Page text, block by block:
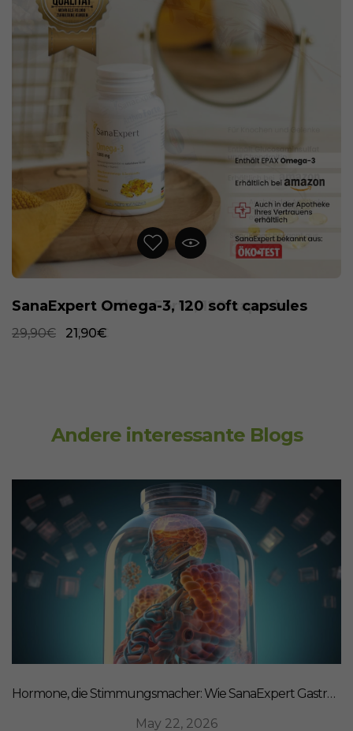
SanaExpert Omega-3, 120 soft capsules
29,90€ 21,90€
Andere interessante Blogs
Hormone, die Stimmungsmacher: Wie SanaExpert Gastro Forte Ihre Darm-Hirn-Verbindung unterstützt
May 22, 2026